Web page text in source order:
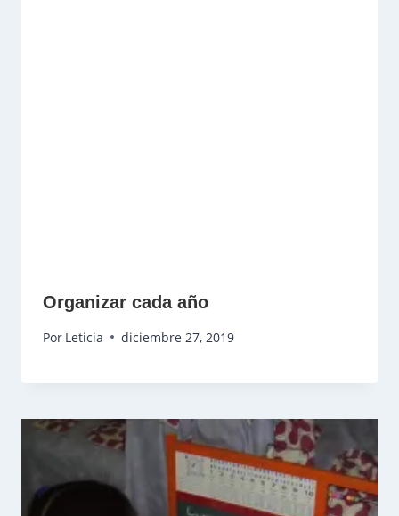
Organizar cada año
Por Leticia diciembre 27, 2019